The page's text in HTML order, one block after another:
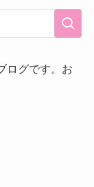
ログです。お